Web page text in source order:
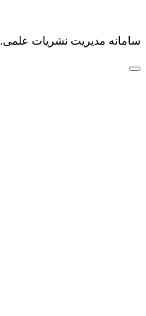
سامانه مدیریت نشریات علمی.